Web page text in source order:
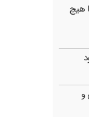
هیچ
و